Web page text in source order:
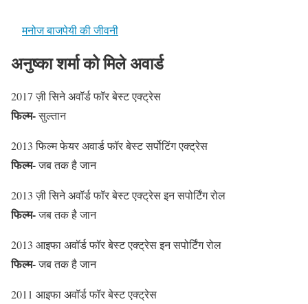
मनोज बाजपेयी की जीवनी
अनुष्का शर्मा को मिले अवार्ड
2017 ज़ी सिने अवॉर्ड फॉर बेस्ट एक्ट्रेस
फिल्म-सुल्तान
2013 फिल्म फेयर अवार्ड फॉर बेस्ट सर्पोटिंग एक्ट्रेस
फिल्म-जब तक है जान
2013 ज़ी सिने अवॉर्ड फॉर बेस्ट एक्ट्रेस इन सपोर्टिंग रोल
फिल्म-जब तक है जान
2013 आइफा अवॉर्ड फॉर बेस्ट एक्ट्रेस इन सपोर्टिंग रोल
फिल्म-जब तक है जान
2011 आइफा अवॉर्ड फॉर बेस्ट एक्ट्रेस